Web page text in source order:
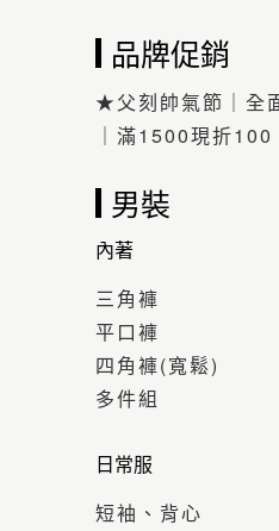
品牌促銷
★父刻帥氣節｜全
｜滿1500現折100
男裝
內著
三角褲
平口褲
四角褲(寬鬆)
多件組
日常服
短袖、背心